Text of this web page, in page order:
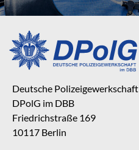
Deutsche Polizeigewerkschaft
DPolG im DBB
Friedrichstraße 169
10117 Berlin